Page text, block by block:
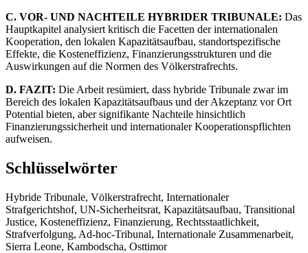
C. VOR- UND NACHTEILE HYBRIDER TRIBUNALE: Das
Hauptkapitel analysiert kritisch die Facetten der internationalen
Kooperation, den lokalen Kapazitätsaufbau, standortspezifische
Effekte, die Kosteneffizienz, Finanzierungsstrukturen und die
Auswirkungen auf die Normen des Völkerstrafrechts.
D. FAZIT: Die Arbeit resümiert, dass hybride Tribunale zwar im
Bereich des lokalen Kapazitätsaufbaus und der Akzeptanz vor Ort
Potential bieten, aber signifikante Nachteile hinsichtlich
Finanzierungssicherheit und internationaler Kooperationspflichten
aufweisen.
Schlüsselwörter
Hybride Tribunale, Völkerstrafrecht, Internationaler
Strafgerichtshof, UN-Sicherheitsrat, Kapazitätsaufbau, Transitional
Justice, Kosteneffizienz, Finanzierung, Rechtsstaatlichkeit,
Strafverfolgung, Ad-hoc-Tribunal, Internationale Zusammenarbeit,
Sierra Leone, Kambodscha, Osttimor